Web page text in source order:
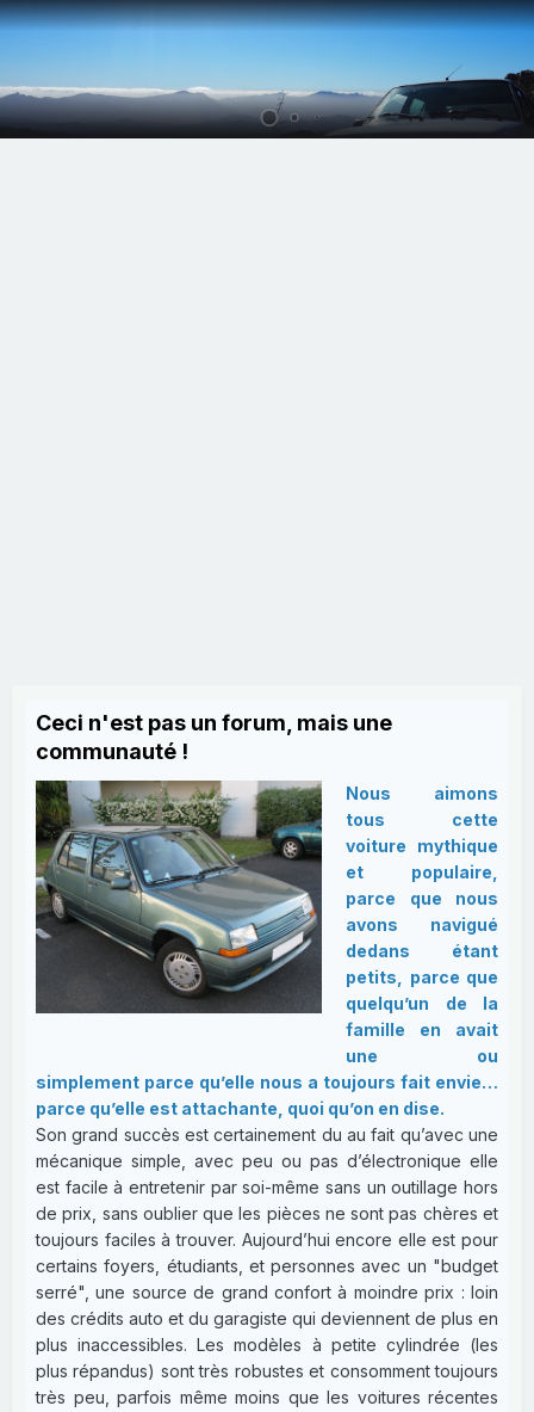
Ceci n'est pas un forum, mais une
communauté !
Nous aimons
tous cette
voiture mythique
et populaire,
parce que nous
avons navigué
dedans étant
petits, parce que
quelqu’un de la
famille en avait
une ou
simplement parce qu’elle nous a toujours fait envie…
parce qu’elle est attachante, quoi qu’on en dise.
Son grand succès est certainement du au fait qu’avec une
mécanique simple, avec peu ou pas d’électronique elle
est facile à entretenir par soi-même sans un outillage hors
de prix, sans oublier que les pièces ne sont pas chères et
toujours faciles à trouver. Aujourd’hui encore elle est pour
certains foyers, étudiants, et personnes avec un "budget
serré", une source de grand confort à moindre prix : loin
des crédits auto et du garagiste qui deviennent de plus en
plus inaccessibles. Les modèles à petite cylindrée (les
plus répandus) sont très robustes et consomment toujours
très peu, parfois même moins que les voitures récentes